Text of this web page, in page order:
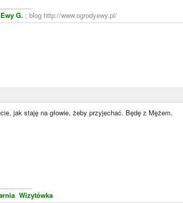
G. ; blog http://www.ogrodyewy.pl/
jak staję na głowie, żeby przyjechać. Będę z Mężem.
. Wizytówka